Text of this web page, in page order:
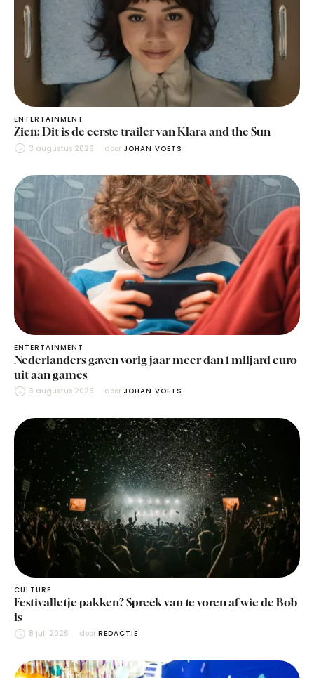
ENTERTAINMENT
Zien: Dit is de eerste trailer van Klara and the Sun
3 augustus 2026 door JOHAN VOETS
ENTERTAINMENT
Nederlanders gaven vorig jaar meer dan 1 miljard euro
uit aan games
3 augustus 2026 door JOHAN VOETS
CULTURE
Festivalletje pakken? Spreek van te voren af wie de Bob
is
8 juli 2026 door REDACTIE